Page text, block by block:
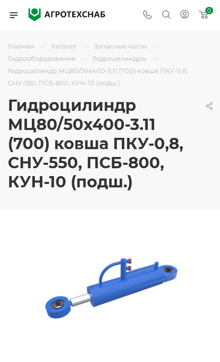
0
Главная — Каталог — Запасные части —
Гидрооборудование — Гидроцилиндры —
Гидроцилиндр МЦ80/50х400-3.11 (700) ковша ПКУ-0,8,
СНУ-550, ПСБ-800, КУН-10 (подш.)
Гидроцилиндр
МЦ80/50х400-3.11
(700) ковша ПКУ-0,8,
СНУ-550, ПСБ-800,
КУН-10 (подш.)